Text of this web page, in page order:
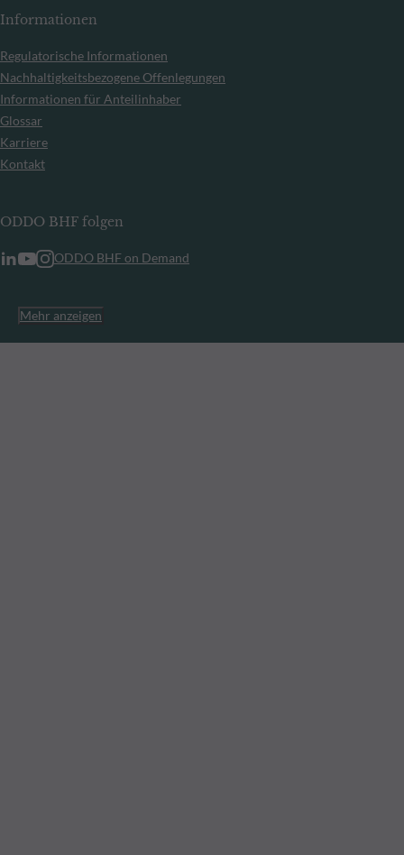
Informationen
Regulatorische Informationen
Nachhaltigkeitsbezogene Offenlegungen
Informationen für Anteilinhaber
Glossar
Karriere
Kontakt
ODDO BHF folgen
ODDO BHF on Demand
Mehr anzeigen